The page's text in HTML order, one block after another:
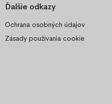
Ďalšie odkazy
Ochrana osobných údajov
Zásady používania cookie